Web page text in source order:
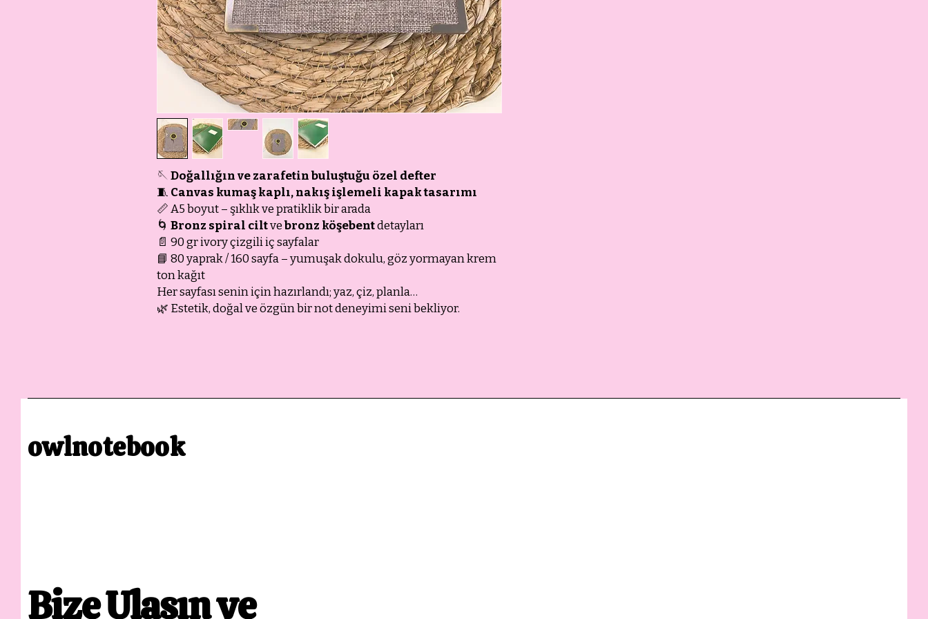
🪡 Doğallığın ve zarafetin buluştuğu özel defter
🧵 Canvas kumaş kaplı, nakış işlemeli kapak tasarımı
📏 A5 boyut – şıklık ve pratiklik bir arada
🌀 Bronz spiral ciltvebronz köşebentdetayları
📄 90 gr ivory çizgili iç sayfalar
📘 80 yaprak / 160 sayfa – yumuşak dokulu, göz yormayan krem
ton kağıt
Her sayfası senin için hazırlandı; yaz, çiz, planla…
🌿 Estetik, doğal ve özgün bir not deneyimi seni bekliyor.
owlnotebook
Bize Ulaşın ve